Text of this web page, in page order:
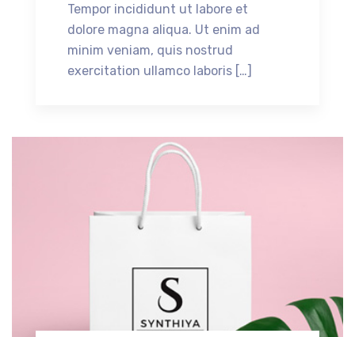
Tempor incididunt ut labore et
dolore magna aliqua. Ut enim ad
minim veniam, quis nostrud
exercitation ullamco laboris […]